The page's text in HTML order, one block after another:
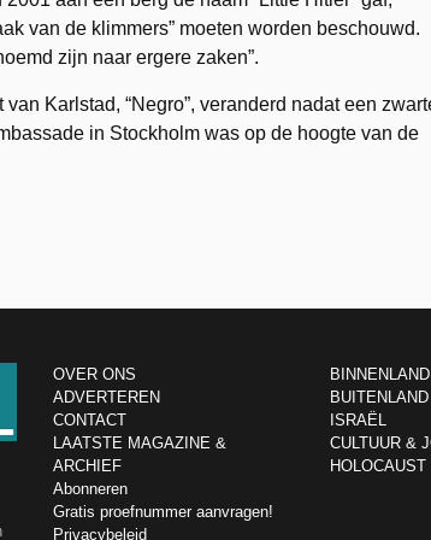
van de klimmers” moeten worden beschouwd.
zijn naar ergere zaken”.
Karlstad, “Negro”, veranderd nadat een
in Stockholm was op de hoogte van de
OVER ONS
ADVERTEREN
CONTACT
LAATSTE MAGAZINE &
ARCHIEF
Abonneren
Gratis proefnummer aanvragen!
Privacybeleid
BINNENLAND
BUITENLAND
ISRAËL
CULTUUR &
HOLOCAUST